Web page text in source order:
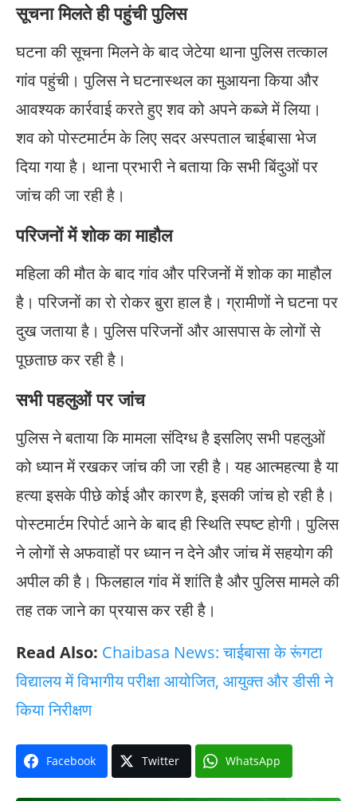
सूचना मिलते ही पहुंची पुलिस
घटना की सूचना मिलने के बाद जेटेया थाना पुलिस तत्काल
गांव पहुंची। पुलिस ने घटनास्थल का मुआयना किया और
आवश्यक कार्रवाई करते हुए शव को अपने कब्जे में लिया।
शव को पोस्टमार्टम के लिए सदर अस्पताल चाईबासा भेज
दिया गया है। थाना प्रभारी ने बताया कि सभी बिंदुओं पर
जांच की जा रही है।
परिजनों में शोक का माहौल
महिला की मौत के बाद गांव और परिजनों में शोक का माहौल
है। परिजनों का रो रोकर बुरा हाल है। ग्रामीणों ने घटना पर
दुख जताया है। पुलिस परिजनों और आसपास के लोगों से
पूछताछ कर रही है।
सभी पहलुओं पर जांच
पुलिस ने बताया कि मामला संदिग्ध है इसलिए सभी पहलुओं
को ध्यान में रखकर जांच की जा रही है। यह आत्महत्या है या
हत्या इसके पीछे कोई और कारण है, इसकी जांच हो रही है।
पोस्टमार्टम रिपोर्ट आने के बाद ही स्थिति स्पष्ट होगी। पुलिस
ने लोगों से अफवाहों पर ध्यान न देने और जांच में सहयोग की
अपील की है। फिलहाल गांव में शांति है और पुलिस मामले की
तह तक जाने का प्रयास कर रही है।
Read Also: Chaibasa News: चाईबासा के रूंगटा
विद्यालय में विभागीय परीक्षा आयोजित, आयुक्त और डीसी ने
किया निरीक्षण
Facebook Twitter WhatsApp